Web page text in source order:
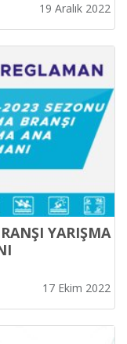
19 Aralık 2022
YARIŞMA
17 Ekim 2022